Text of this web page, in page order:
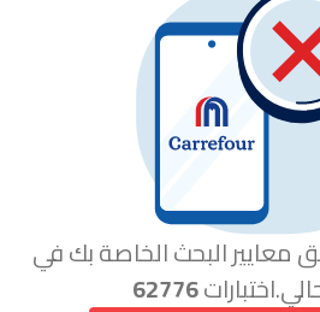
معايير البحث الخاصة بك في
62776